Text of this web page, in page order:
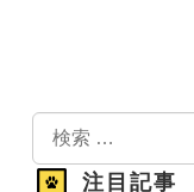
検
索
注目記事